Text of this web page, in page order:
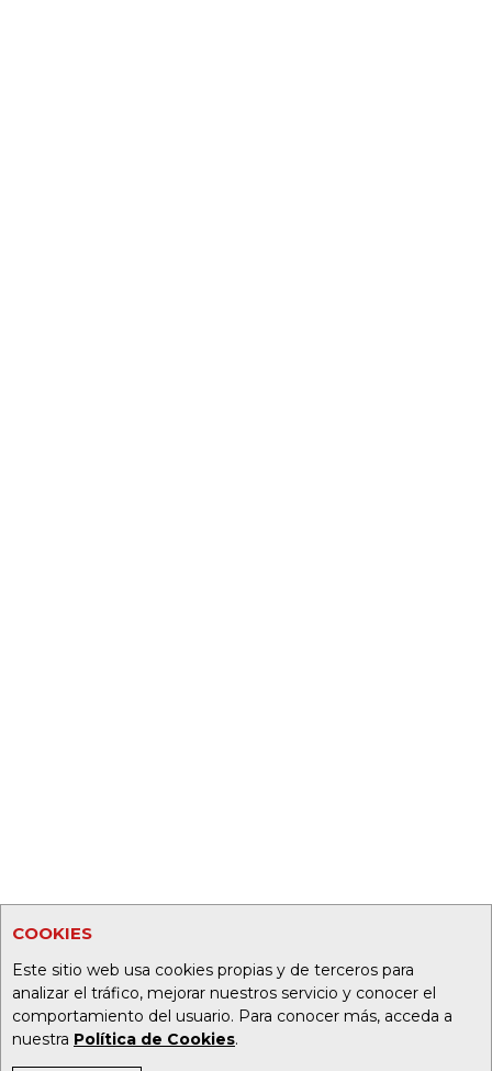
COOKIES
Este sitio web usa cookies propias y de terceros para
analizar el tráfico, mejorar nuestros servicio y conocer el
comportamiento del usuario. Para conocer más, acceda a
nuestra Política de Cookies.